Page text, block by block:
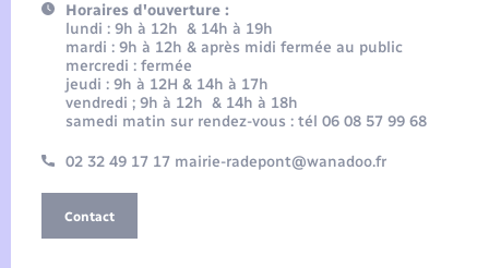
Horaires d'ouverture :
lundi : 9h à 12h & 14h à 19h
mardi : 9h à 12h & après midi fermée au public
mercredi : fermée
jeudi : 9h à 12H & 14h à 17h
vendredi ; 9h à 12h & 14h à 18h
samedi matin sur rendez-vous : tél 06 08 57 99 68
02 32 49 17 17 mairie-radepont@wanadoo.fr
Contact